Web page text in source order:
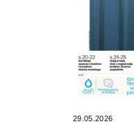
29.05.2026